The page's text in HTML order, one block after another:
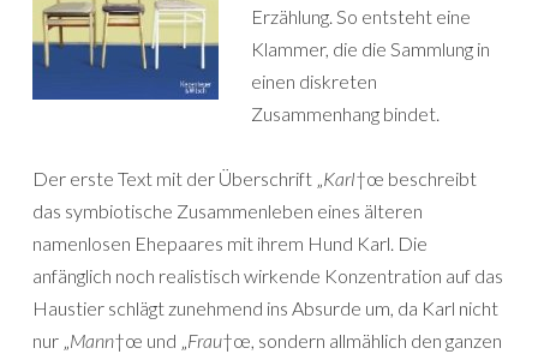
Erzählung. So entsteht eine
Klammer, die die Sammlung in
einen diskreten
Zusammenhang bindet.
Der erste Text mit der Überschrift „Karl†œ beschreibt
das symbiotische Zusammenleben eines älteren
namenlosen Ehepaares mit ihrem Hund Karl. Die
anfänglich noch realistisch wirkende Konzentration auf das
Haustier schlägt zunehmend ins Absurde um, da Karl nicht
nur „Mann†œ und „Frau†œ, sondern allmählich den ganzen